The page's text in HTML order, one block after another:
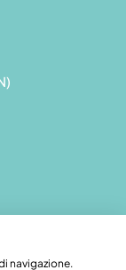
navigazione.